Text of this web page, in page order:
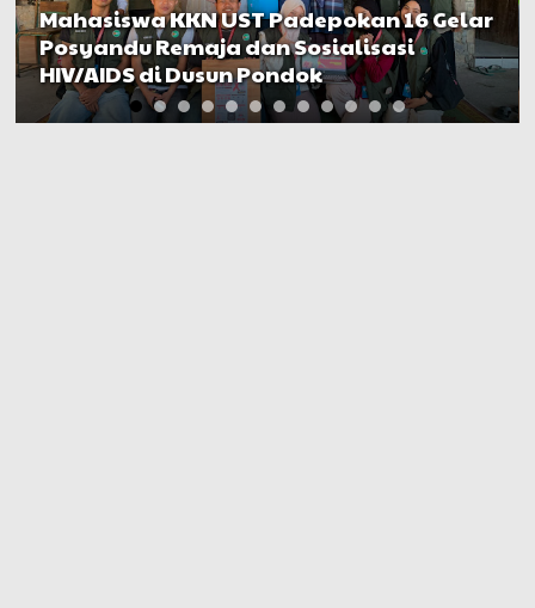
Mahasiswa KKN UST Padepokan 16 Gelar
Posyandu Remaja dan Sosialisasi
HIV/AIDS di Dusun Pondok